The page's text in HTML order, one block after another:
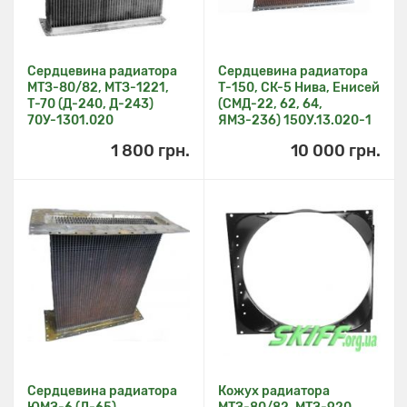
Сердцевина радиатора
МТЗ-80/82, МТЗ-1221,
Т-70 (Д-240, Д-243)
70У-1301.020
1 800 грн.
Сердцевина радиатора
Т-150, СК-5 Нива, Енисей
(СМД-22, 62, 64,
ЯМЗ-236) 150У.13.020-1
10 000 грн.
Сердцевина радиатора
Кожух радиатора